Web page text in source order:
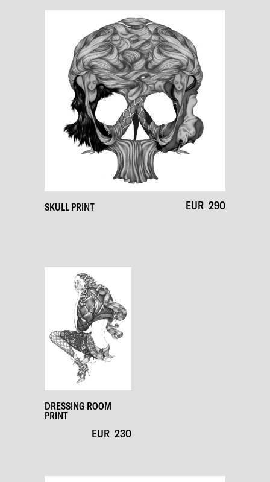
SKULL PRINT EUR 290
DRESSING ROOM
PRINT
EUR 230